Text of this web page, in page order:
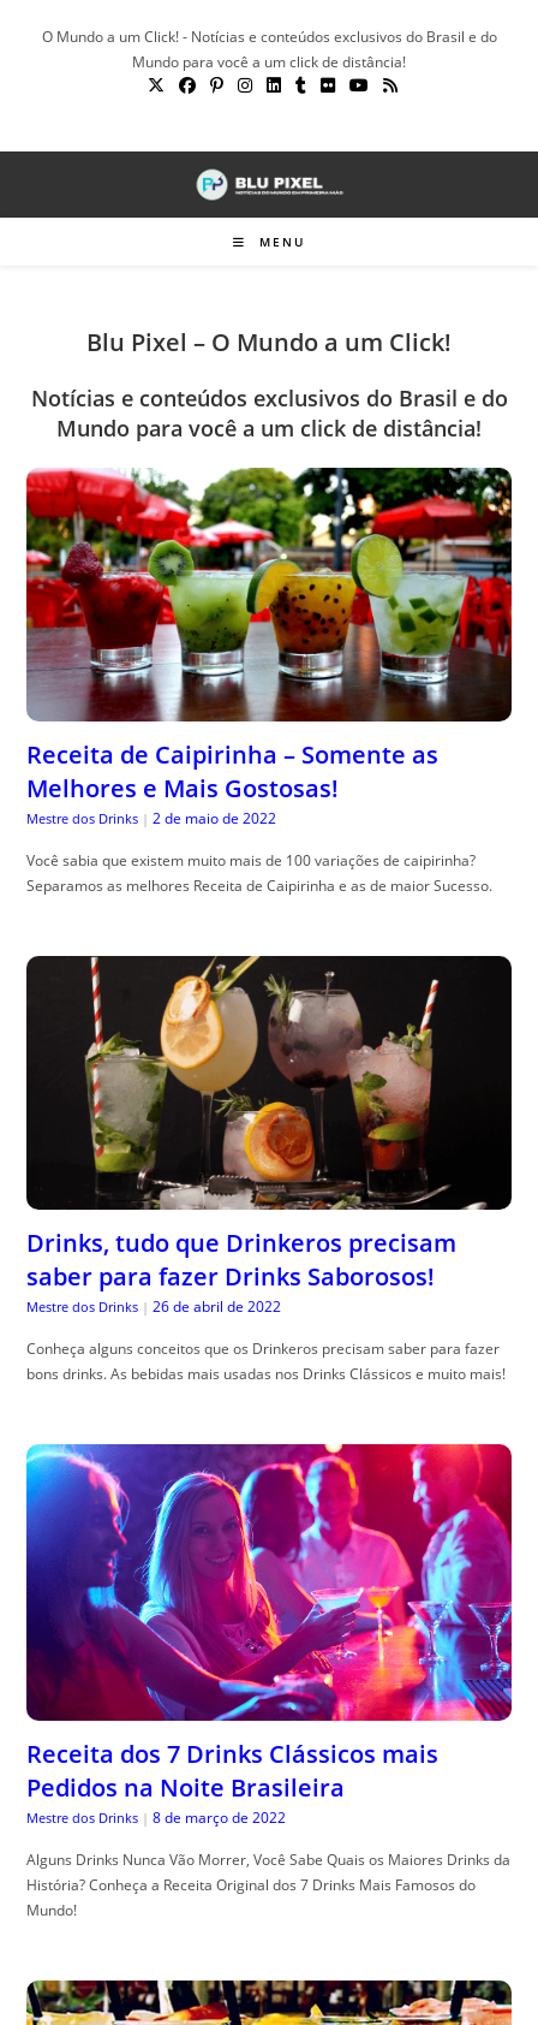
O Mundo a um Click! - Notícias e conteúdos exclusivos do Brasil e do
Mundo para você a um click de distância!
MENU
Blu Pixel – O Mundo a um Click!
Notícias e conteúdos exclusivos do Brasil e do
Mundo para você a um click de distância!
Receita de Caipirinha – Somente as
Melhores e Mais Gostosas!
Mestre dos Drinks | 2 de maio de 2022
Você sabia que existem muito mais de 100 variações de caipirinha?
Separamos as melhores Receita de Caipirinha e as de maior Sucesso.
Drinks, tudo que Drinkeros precisam
saber para fazer Drinks Saborosos!
Mestre dos Drinks | 26 de abril de 2022
Conheça alguns conceitos que os Drinkeros precisam saber para fazer
bons drinks. As bebidas mais usadas nos Drinks Clássicos e muito mais!
Receita dos 7 Drinks Clássicos mais
Pedidos na Noite Brasileira
Mestre dos Drinks | 8 de março de 2022
Alguns Drinks Nunca Vão Morrer, Você Sabe Quais os Maiores Drinks da
História? Conheça a Receita Original dos 7 Drinks Mais Famosos do
Mundo!